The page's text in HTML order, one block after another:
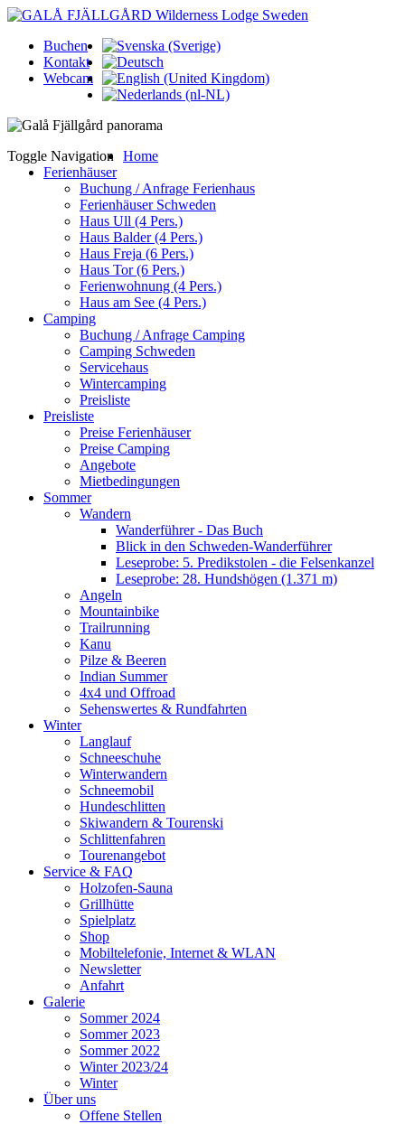
Buchen
Kontakt
Webcam
Toggle Navigation
Home
Ferienhäuser
Buchung / Anfrage Ferienhaus
Ferienhäuser Schweden
Haus Ull (4 Pers.)
Haus Balder (4 Pers.)
Haus Freja (6 Pers.)
Haus Tor (6 Pers.)
Ferienwohnung (4 Pers.)
Haus am See (4 Pers.)
Camping
Buchung / Anfrage Camping
Camping Schweden
Servicehaus
Wintercamping
Preisliste
Preisliste
Preise Ferienhäuser
Preise Camping
Angebote
Mietbedingungen
Sommer
Wandern
Wanderführer - Das Buch
Blick in den Schweden-Wanderführer
Leseprobe: 5. Predikstolen - die Felsenkanzel
Leseprobe: 28. Hundshögen (1.371 m)
Angeln
Mountainbike
Trailrunning
Kanu
Pilze & Beeren
Indian Summer
4x4 und Offroad
Sehenswertes & Rundfahrten
Winter
Langlauf
Schneeschuhe
Winterwandern
Schneemobil
Hundeschlitten
Skiwandern & Tourenski
Schlittenfahren
Tourenangebot
Service & FAQ
Holzofen-Sauna
Grillhütte
Spielplatz
Shop
Mobiltelefonie, Internet & WLAN
Newsletter
Anfahrt
Galerie
Sommer 2024
Sommer 2023
Sommer 2022
Winter 2023/24
Winter
Über uns
Offene Stellen